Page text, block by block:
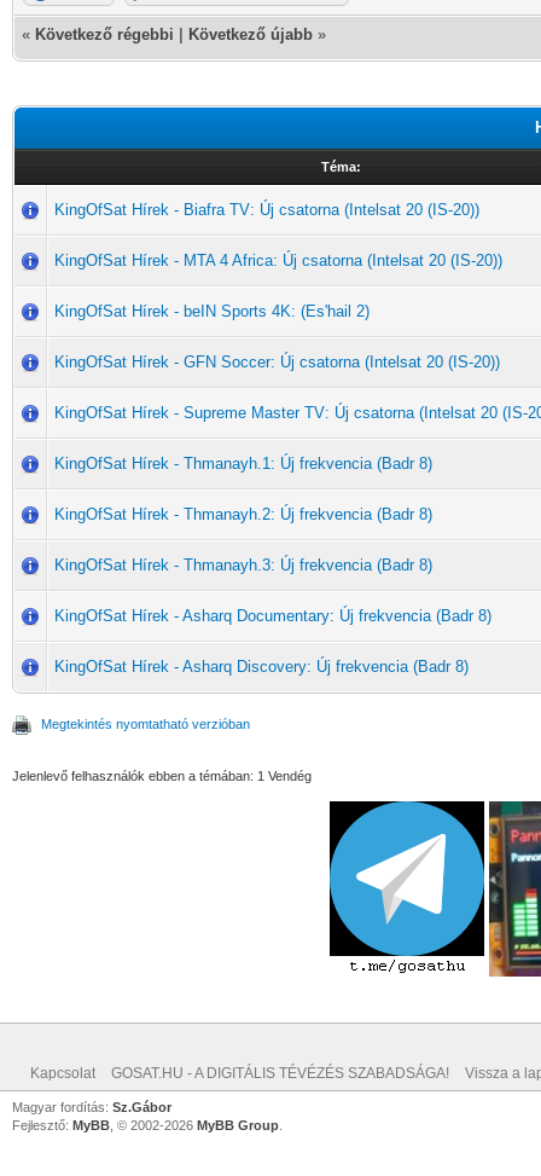
« Következő régebbi Következő újabb »
Téma:
KingOfSat Hírek - Biafra TV: Új csatorna (Intelsat 20 (IS-20))
KingOfSat Hírek - MTA 4 Africa: Új csatorna (Intelsat 20 (IS-20))
KingOfSat Hírek - beIN Sports 4K: (Es'hail 2)
KingOfSat Hírek - GFN Soccer: Új csatorna (Intelsat 20 (IS-20))
KingOfSat Hírek - Supreme Master TV: Új csatorna (Intelsat 20 (IS-
KingOfSat Hírek - Thmanayh.1: Új frekvencia (Badr 8)
KingOfSat Hírek - Thmanayh.2: Új frekvencia (Badr 8)
KingOfSat Hírek - Thmanayh.3: Új frekvencia (Badr 8)
KingOfSat Hírek - Asharq Documentary: Új frekvencia (Badr 8)
KingOfSat Hírek - Asharq Discovery: Új frekvencia (Badr 8)
Megtekintés nyomtatható verzióban
Jelenlevő felhasználók ebben a témában: 1 Vendég
Kapcsolat GOSAT.HU - A DIGITÁLIS TÉVÉZÉS SZABADSÁGA! Vissza a
Magyar fordítás: Sz.Gábor
Fejlesztő: MyBB , © 2002-2026 MyBB Group